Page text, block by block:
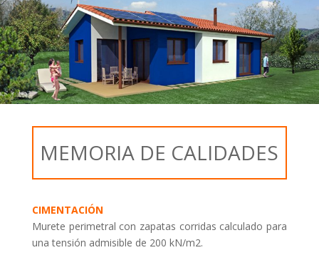
MEMORIA DE CALIDADES
CIMENTACIÓN
Murete perimetral con zapatas corridas calculado para
una tensión admisible de 200 kN/m2.